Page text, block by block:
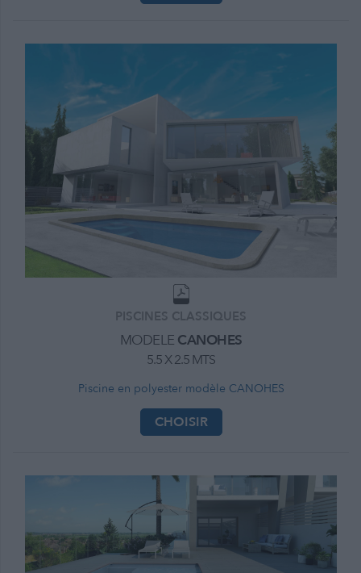
PISCINES CLASSIQUES
MODELE CANOHES
5.5 X 2.5 MTS
Piscine en polyester modèle CANOHES
CHOISIR